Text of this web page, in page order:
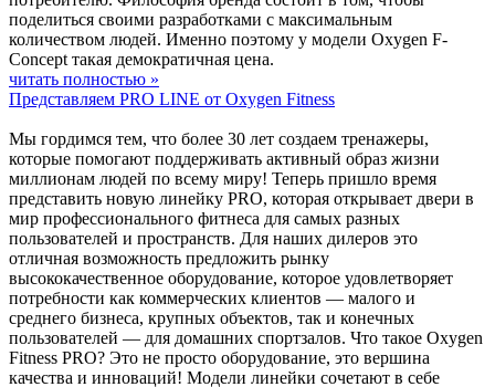
поделиться своими разработками с максимальным
количеством людей. Именно поэтому у модели Oxygen F-
Concept такая демократичная цена.
читать полностью »
Представляем PRO LINE от Oxygen Fitness
Мы гордимся тем, что более 30 лет создаем тренажеры,
которые помогают поддерживать активный образ жизни
миллионам людей по всему миру! Теперь пришло время
представить новую линейку PRO, которая открывает двери в
мир профессионального фитнеса для самых разных
пользователей и пространств. Для наших дилеров это
отличная возможность предложить рынку
высококачественное оборудование, которое удовлетворяет
потребности как коммерческих клиентов — малого и
среднего бизнеса, крупных объектов, так и конечных
пользователей — для домашних спортзалов. Что такое Oxygen
Fitness PRO? Это не просто оборудование, это вершина
качества и инноваций! Модели линейки сочетают в себе